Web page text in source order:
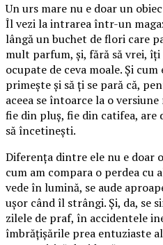
Un urs mare nu e doar un
Îl vezi la intrarea într-un
lângă un buchet de flori care
mult parfum, și, fără să vrei,
ocupate de ceva moale. Și
primește și să ți se pară că,
aceea se întoarce la o
fie din pluș, fie din catifea, are
să încetinești.
Diferența dintre ele nu e doar
cum am compara o perdea cu
vede în lumină, se aude
ușor când îl strângi. Și, da, se
zilele de praf, în accidentele
îmbrățișările prea entuziaste